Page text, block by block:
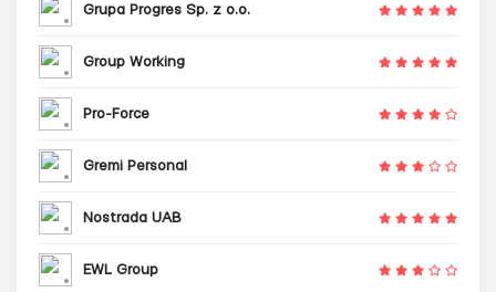
Grupa Progres Sp. z o.o.
Group Working
Pro-Force
Gremi Personal
Nostrada UAB
EWL Group